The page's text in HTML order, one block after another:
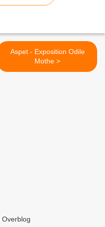
Aspet - Exposition Odile
Mothe >